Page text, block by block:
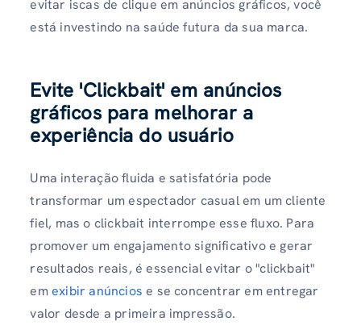
evitar iscas de clique em anúncios gráficos, você
está investindo na saúde futura da sua marca.
Evite 'Clickbait' em anúncios
gráficos para melhorar a
experiência do usuário
Uma interação fluida e satisfatória pode
transformar um espectador casual em um cliente
fiel, mas o clickbait interrompe esse fluxo. Para
promover um engajamento significativo e gerar
resultados reais, é essencial evitar o "clickbait"
emexibir anúncios e se concentrar em entregar
valor desde a primeira impressão.